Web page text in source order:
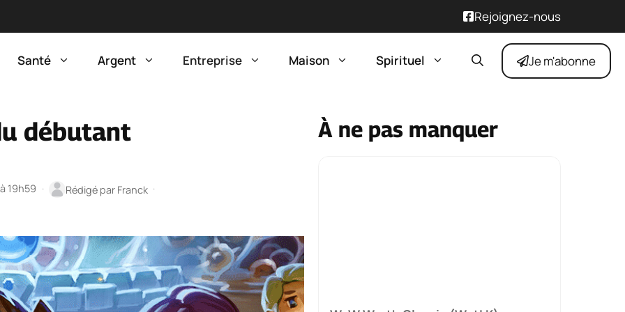
Rejoignez-nous
Santé Argent Entreprise Maison Spirituel Je m'abonne
débutant
19h59 · Rédigé par Franck ·
À ne pas manquer